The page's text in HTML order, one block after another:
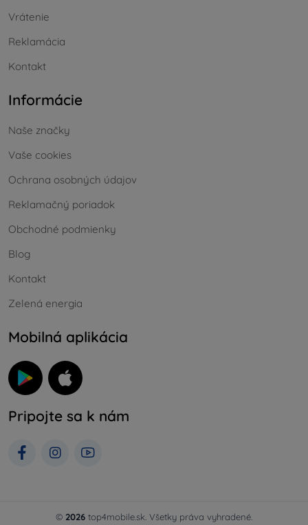
Vrátenie
Reklamácia
Kontakt
Informácie
Naše značky
Vaše cookies
Ochrana osobných údajov
Reklamačný poriadok
Obchodné podmienky
Blog
Kontakt
Zelená energia
Mobilná aplikácia
Pripojte sa k nám
© 2026 top4mobile.sk. Všetky práva vyhradené.